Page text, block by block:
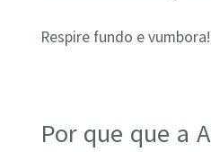
Respire fundo e vumbora!
Por que que a